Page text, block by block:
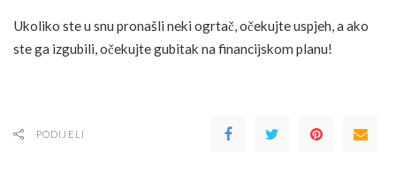
Ukoliko ste u snu pronašli neki ogrtač, očekujte uspjeh, a ako
ste ga izgubili, očekujte gubitak na financijskom planu!
PODIJELI